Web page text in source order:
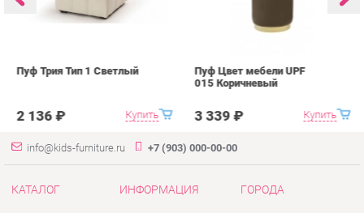
Купить
2 136 ₽
КАТАЛОГ
Коллекции
Комоды
О проекте
Дизайн
Скидки и Акции
ГОРОДА
Весь мир